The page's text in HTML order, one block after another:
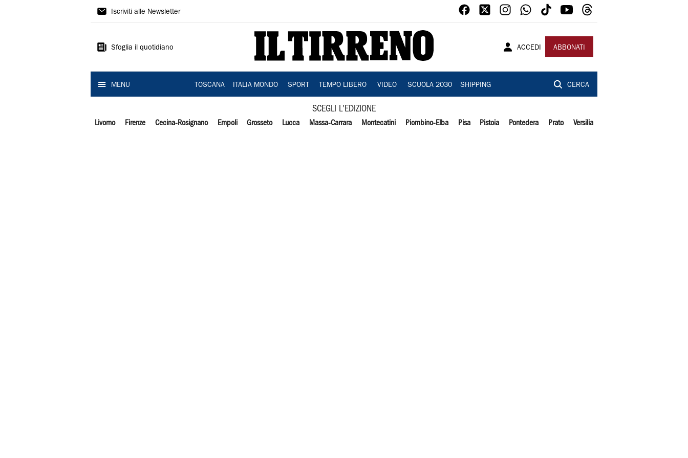
Il
Iscriviti alle Newsletter
Sfoglia il quotidiano ACCEDI ABBONATI
MENU TOSCANA ITALIA MONDO SPORT TEMPO LIBERO VIDEO SCUOLA 2030 SHIPPING CERCA
SCEGLI L'EDIZIONE
Livorno Firenze Cecina-Rosignano Empoli Grosseto Lucca Massa-Carrara Montecatini Piombino-Elba Pisa Pistoia Pontedera Prato Versilia